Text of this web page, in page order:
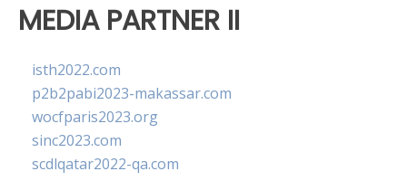
MEDIA PARTNER II
isth2022.com
p2b2pabi2023-makassar.com
wocfparis2023.org
sinc2023.com
scdlqatar2022-qa.com